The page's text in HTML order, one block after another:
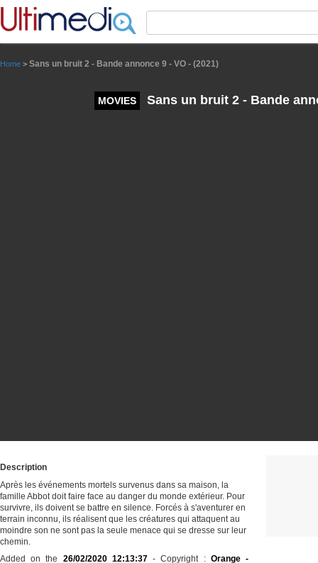
Home > Sans un bruit 2 - Bande annonce 9 - VO - (2021)
MOVIES Sans un bruit 2 - Bande
Description
Après les événements mortels survenus dans sa maison, la
famille Abbot doit faire face au danger du monde extérieur. Pour
survivre, ils doivent se battre en silence. Forcés à s'aventurer en
terrain inconnu, ils réalisent que les créatures qui attaquent au
moindre son ne sont pas la seule menace qui se dresse sur leur
chemin.
Added on the 26/02/2020 12:13:37- Copyright : Orange -
Panneau de gestion des cookies